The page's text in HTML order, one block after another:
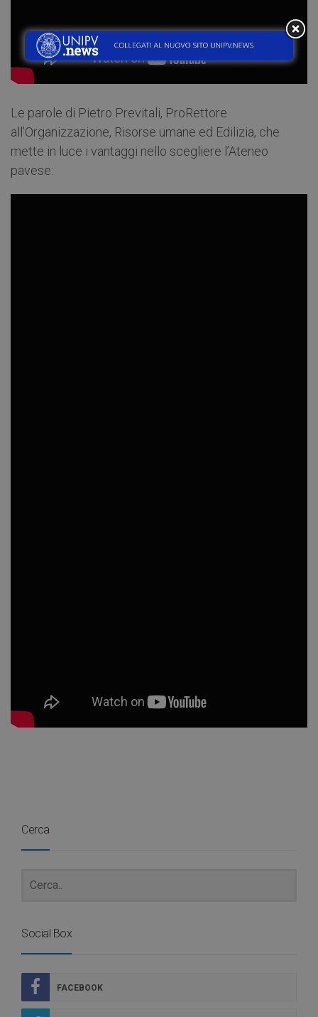
Le parole di Pietro Previtali, ProRettore
all’Organizzazione, Risorse umane ed Edilizia, che
mette in luce i vantaggi nello scegliere l’Ateneo
pavese:
Cerca
Social Box
FACEBOOK